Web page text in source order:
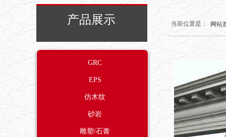
当前位置是： 网站
产品展示
GRC
EPS
仿木纹
砂岩
雕塑/石膏